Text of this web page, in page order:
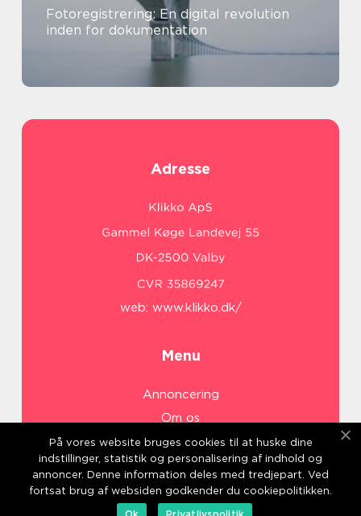
Fotoregistrering: En digital revolution
inden for dokumentation
Adresse
web: www.klikko.dk/
Menu
Annoncering
Om os
Cookies
Kontakt os
Sitemap
På vores website bruges cookies til at huske dine
indstillinger, statistik og personalisering af indhold og
annoncer. Denne information deles med tredjepart. Ved
fortsat brug af websiden godkender du cookiepolitikken.